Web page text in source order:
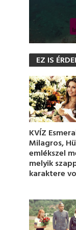
s
o
n
d
s
o
f
m
i
n
u
t
e
7
s
e
c
EZ IS
KVÍZ
Milagros,
emlékszel
melyik
karaktere